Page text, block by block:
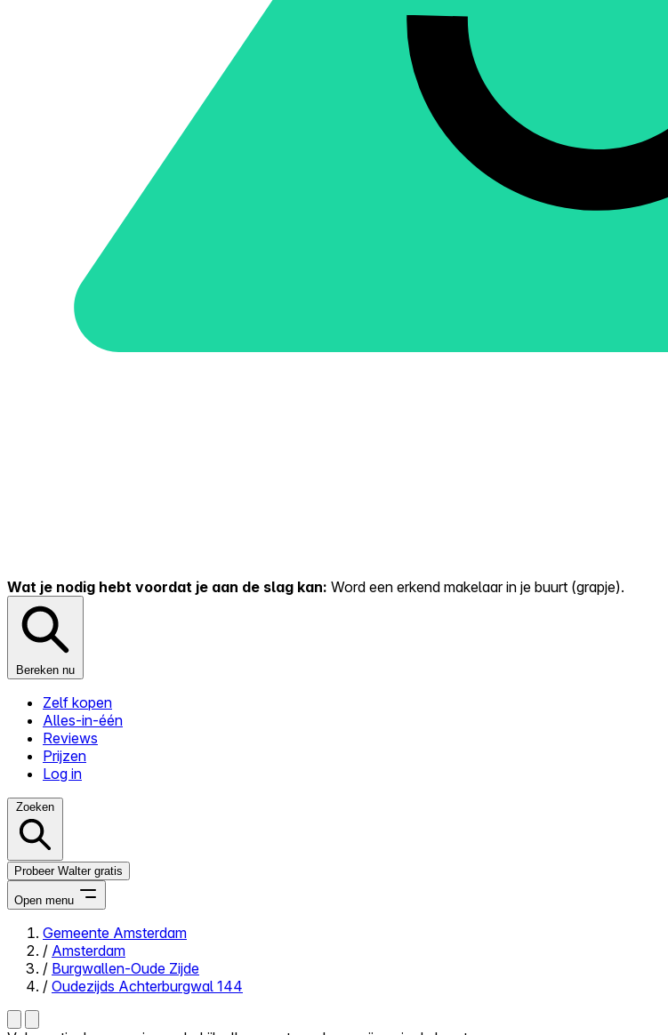
Wat je nodig hebt voordat je aan de slag kan: Word een erkend makelaar in je buurt (grapje).
Bereken nu
Zelf kopen
Alles-in-één
Reviews
Prijzen
Log in
Zoeken
Probeer Walter gratis
Open menu
Close menu
Gemeente Amsterdam
/ Amsterdam
/ Burgwallen-Oude Zijde
/ Oudezijds Achterburgwal 144